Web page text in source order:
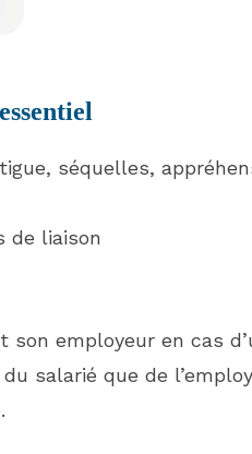
séquelles,
de liaison
employeur en cas
salarié que de